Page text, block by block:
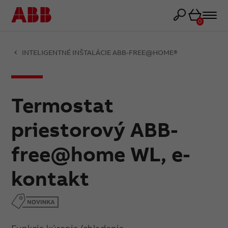
Košík
0
INTELIGENTNÉ INŠTALÁCIE ABB-FREE@HOME®
Termostat
priestorový ABB-
free@home WL, e-
kontakt